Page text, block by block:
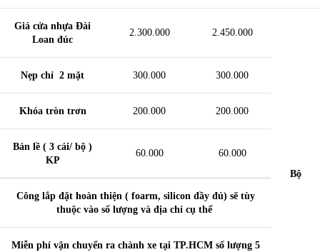
Giá cửa nhựa Đài
Loan đúc
2.300.000 2.450.000
Bộ
Nẹp chỉ 2 mặt 300.000 300.000
Khóa tròn trơn 200.000 200.000
Bản lề ( 3 cái/ bộ )
KP
60.000 60.000
Công lắp đặt hoàn thiện ( foarm, silicon đầy đủ) sẽ tùy
thuộc vào số lượng và địa chỉ cụ thể
Miễn phí vận chuyển ra chành xe tại TP.HCM số lượng 5